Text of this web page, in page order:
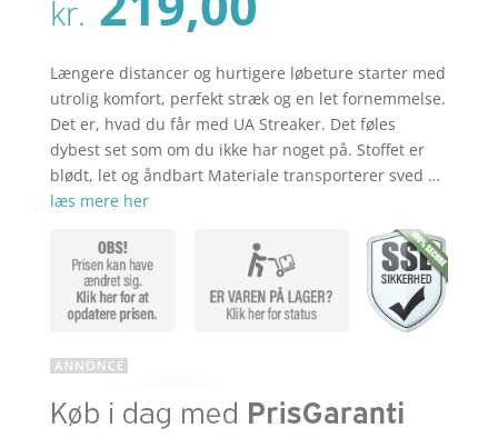
var:
kr.
kr.
pris
er:
kr.
Længere distancer og hurtigere løbeture starter med
utrolig komfort, perfekt stræk og en let fornemmelse.
Det er, hvad du får med UA Streaker. Det føles
dybest set som om du ikke har noget på. Stoffet er
blødt, let og åndbart Materiale transporterer sved …
læs mere her